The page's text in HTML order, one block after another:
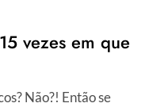
vezes em que
Não?! Então se